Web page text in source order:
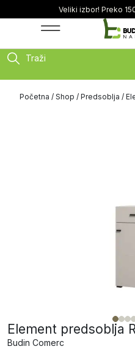
Veliki izbor! Preko
Traži
Početna / Shop / Predsoblja /
Element predsoblja
Budin Comerc